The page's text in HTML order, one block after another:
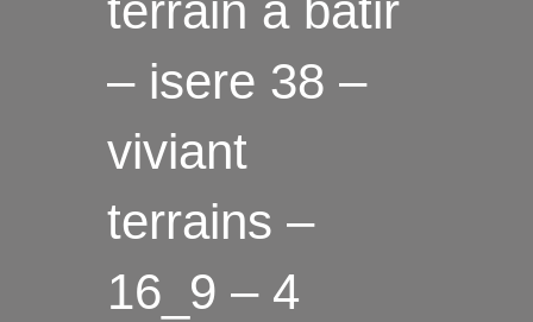
terrain a batir
– isere 38 –
viviant
terrains –
16_9 – 4